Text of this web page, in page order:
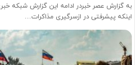
به گزارش عصر خبردر ادامه این گزارش شبکه
اینکه پیشرفتی در ازسرگیری مذاکرات…